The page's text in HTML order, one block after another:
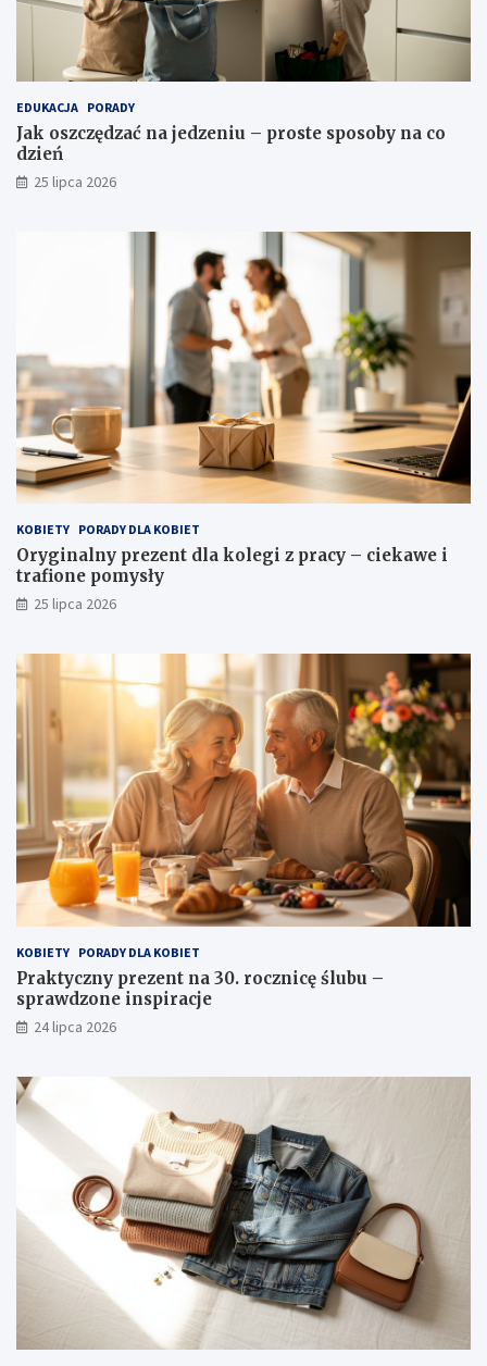
EDUKACJA PORADY
Jak oszczędzać na jedzeniu – proste sposoby na co
dzień
25 lipca 2026
KOBIETY PORADY DLA KOBIET
Oryginalny prezent dla kolegi z pracy – ciekawe i
trafione pomysły
25 lipca 2026
KOBIETY PORADY DLA KOBIET
Praktyczny prezent na 30. rocznicę ślubu –
sprawdzone inspiracje
24 lipca 2026